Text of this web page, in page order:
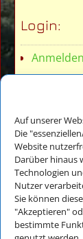
Auf unserer
Die
Website
Darüber hinaus
Technologien
Nutzer
Sie können
"Akzeptieren"
bestimmte
Login:
Anmelden
Auf der
D-83486
Tel.: